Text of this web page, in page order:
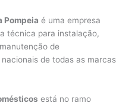
Pompeia é uma empresa
técnica para instalação,
de
de todas as marcas
está no ramo